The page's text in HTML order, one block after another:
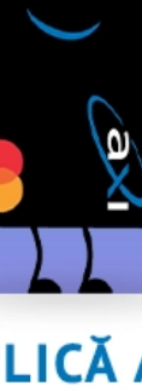
că sunteti
multe aici